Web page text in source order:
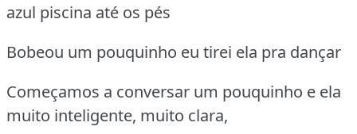
azul piscina até os pés
Bobeou um pouquinho eu tirei ela pra dançar
Começamos a conversar um pouquinho e ela
muito inteligente, muito clara,